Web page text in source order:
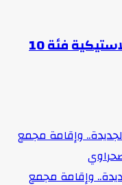
حقيقة وقف طباعة العملات البلاستيكية فئة 10
وإقامة مجمع